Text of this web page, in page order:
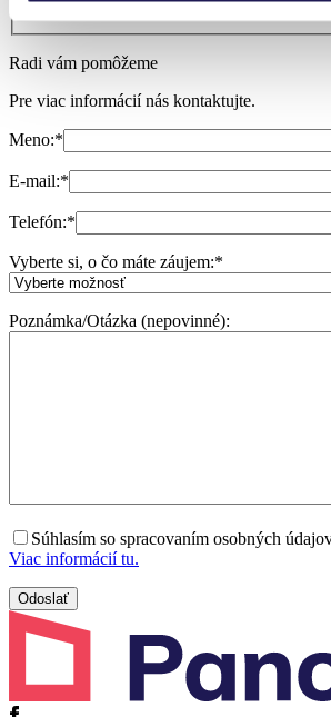
Radi vám pomôžeme
Pre viac informácií nás kontaktujte.
Meno:*
E-mail:*
Telefón:*
Vyberte si, o čo máte záujem:*
Poznámka/Otázka (nepovinné):
Súhlasím so spracovaním osobných
Viac informácií tu.